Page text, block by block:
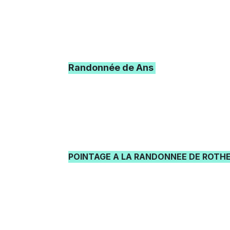
Randonnée de Ans
POINTAGE A LA RANDONNEE DE